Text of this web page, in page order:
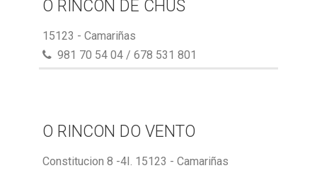
O RINCON DE CHUS
15123 - Camariñas
981 70 54 04 / 678 531 801
O RINCON DO VENTO
Constitucion 8 -4I. 15123 - Camariñas